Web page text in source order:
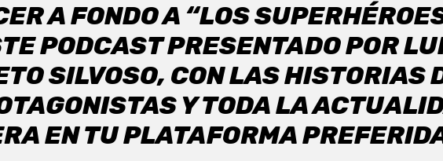
A FONDO A “LOS
PODCAST PRESENTADO POR
SILVOSO, CON LAS HISTORIAS
Y TODA LA
EN TU PLATAFORMA